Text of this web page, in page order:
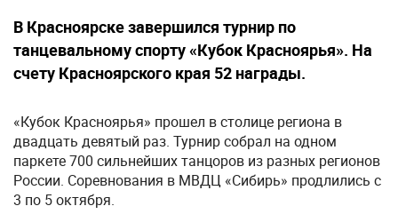
В Красноярске завершился турнир по
танцевальному спорту «Кубок Красноярья». На
счету Красноярского края 52 награды.
«Кубок Красноярья» прошел в столице региона в
двадцать девятый раз. Турнир собрал на одном
паркете 700 сильнейших танцоров из разных регионов
России. Соревнования в МВДЦ «Сибирь» продлились с
3 по 5 октября.